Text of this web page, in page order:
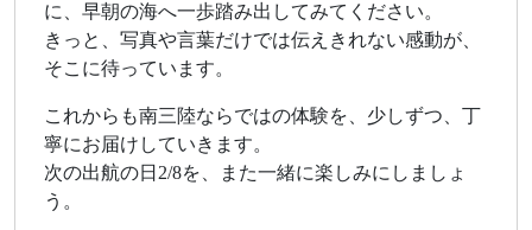
に、早朝の海へ一歩踏み出してみてください。
きっと、写真や言葉だけでは伝えきれない感動が、
そこに待っています。
これからも南三陸ならではの体験を、少しずつ、丁
寧にお届けしていきます。
次の出航の日2/8を、また一緒に楽しみにしましょ
う。